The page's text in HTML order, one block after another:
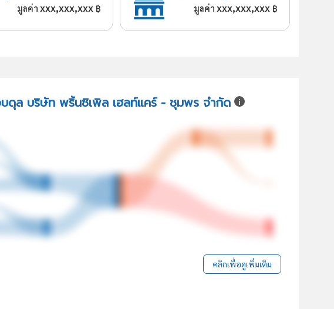
มูลค่าxxx,xxx,xxx ฿ มูลค่าxxx,xxx,xxx ฿
ดุล บริษัท พริ้นซิเพิล เฮลท์แคร์ - ชุมพร จำกัด
คลิกเพื่อดูเพิ่มเติม